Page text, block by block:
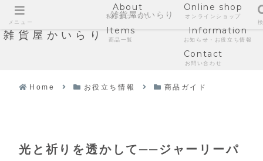
雑貨屋かいらり
About
私たちについて
Online shop
オンラインショップ
Items
商品一覧
Information
お知らせ・お役立ち情報
Contact
お問い合わせ
Home お役立ち情報 商品ガイド
光と祈りを透かして──ジャーリーパ
メニュー
雑貨屋かいらり